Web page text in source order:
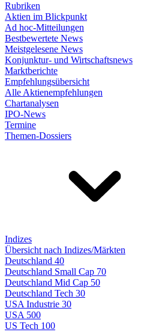
Rubriken
Aktien im Blickpunkt
Ad hoc-Mitteilungen
Bestbewertete News
Meistgelesene News
Konjunktur- und Wirtschaftsnews
Marktberichte
Empfehlungsübersicht
Alle Aktienempfehlungen
Chartanalysen
IPO-News
Termine
Themen-Dossiers
Indizes
Übersicht nach Indizes/Märkten
Deutschland 40
Deutschland Small Cap 70
Deutschland Mid Cap 50
Deutschland Tech 30
USA Industrie 30
USA 500
US Tech 100